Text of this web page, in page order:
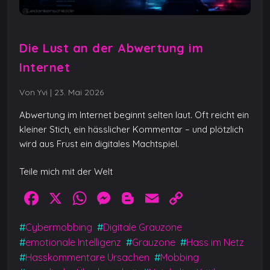
Die Lust an der Abwertung im
Internet
Von Yvi | 23. Mai 2026
Abwertung im Internet beginnt selten laut. Oft reicht ein
kleiner Stich, ein hässlicher Kommentar – und plötzlich
wird aus Frust ein digitales Machtspiel.
Teile mich mit der Welt
F
c
e
X
W
h
at
s
M
e
ss
e
Bl
o
g
g
E
ai
l
p
y
#Cybermobbing #Digitale Grauzone
#emotionale Intelligenz #Grauzone #Hass im Netz
#Hasskommentare Ursachen #Mobbing